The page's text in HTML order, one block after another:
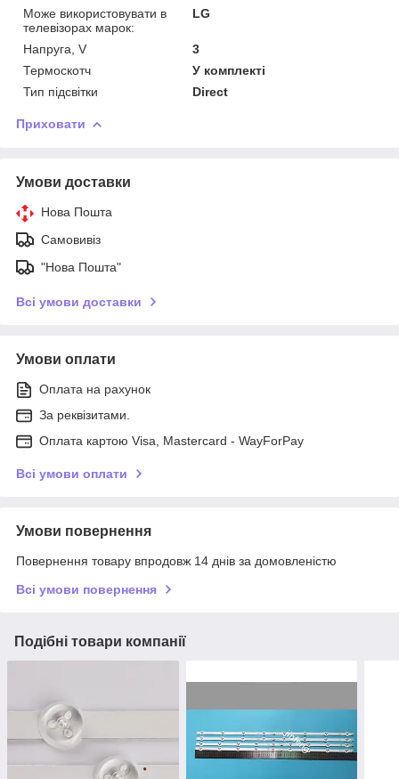
Може використовувати в
телевізорах марок:
LG
Напруга, V
3
Термоскотч
У комплекті
Тип підсвітки
Direct
Приховати
Умови доставки
Нова Пошта
Самовивіз
"Нова Пошта"
Всі умови доставки
Умови оплати
Оплата на рахунок
За реквізитами.
Оплата картою Visa, Mastercard - WayForPay
Всі умови оплати
Умови повернення
Повернення товару впродовж 14 днів за домовленістю
Всі умови повернення
Подібні товари компанії